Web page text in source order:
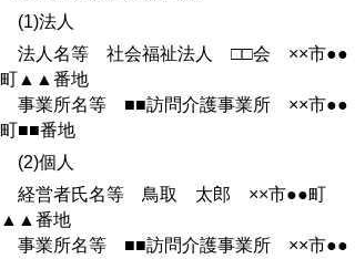
(1)法人
法人名等 社会福祉法人 □□会 ××市●●
町▲▲番地
事業所名等 ■■訪問介護事業所 ××市●●
町■■番地
(2)個人
経営者氏名等 鳥取 太郎 ××市●●町
▲▲番地
事業所名等 ■■訪問介護事業所 ××市●●